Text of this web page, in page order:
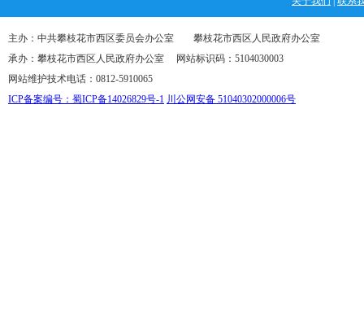
主办：中共攀枝花市西区委员会办公室 攀枝花市西区人民政府办公室
承办：攀枝花市西区人民政府办公室 网站标识码：5104030003
网站维护技术电话：0812-5910065
ICP备案编号：蜀ICP备14026829号-1 川公网安备 51040302000006号